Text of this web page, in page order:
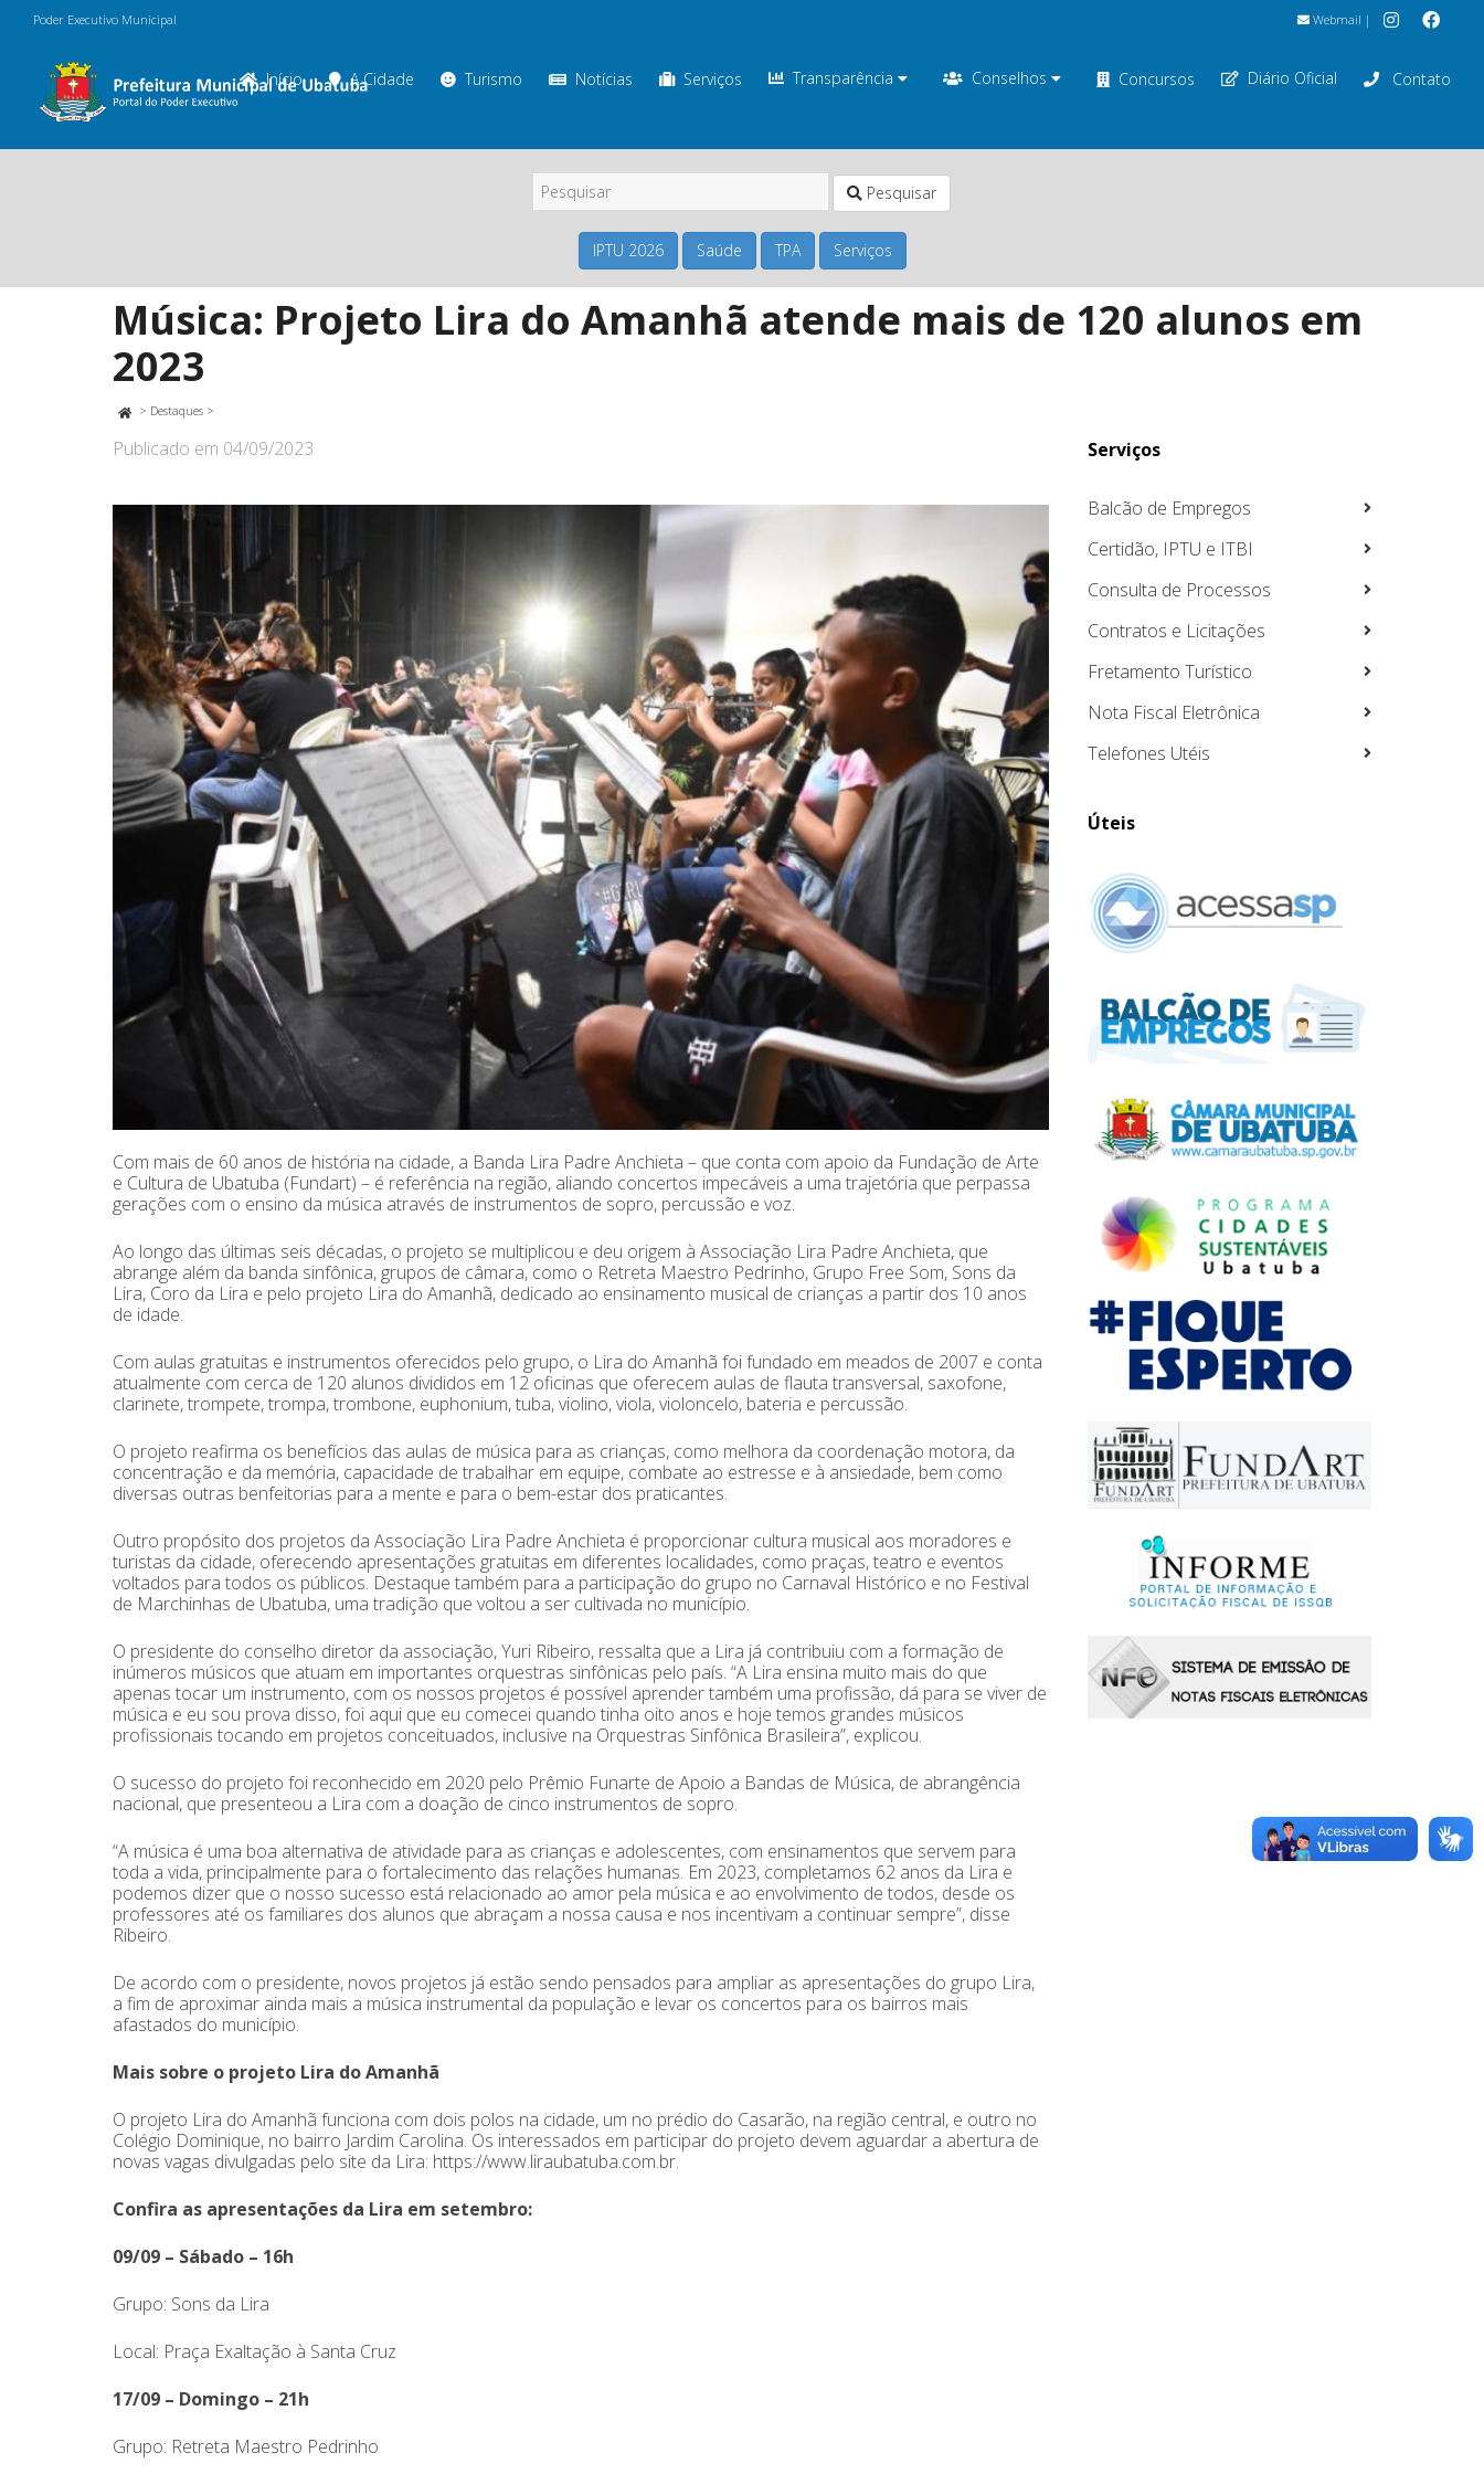
Poder Executivo Municipal Webmail |
Início A Cidade Turismo Notícias Serviços Transparência Conselhos Concursos Diário Oficial Contato
Pesquisar
IPTU 2026 Saúde TPA Serviços
Música: Projeto Lira do Amanhã atende mais de 120 alunos em
2023
> Destaques >
Publicado em 04/09/2023
Com mais de 60 anos de história na cidade, a Banda Lira Padre Anchieta – que conta com apoio da Fundação de Arte
e Cultura de Ubatuba (Fundart) – é referência na região, aliando concertos impecáveis a uma trajetória que perpassa
gerações com o ensino da música através de instrumentos de sopro, percussão e voz.
Ao longo das últimas seis décadas, o projeto se multiplicou e deu origem à Associação Lira Padre Anchieta, que
abrange além da banda sinfônica, grupos de câmara, como o Retreta Maestro Pedrinho, Grupo Free Som, Sons da
Lira, Coro da Lira e pelo projeto Lira do Amanhã, dedicado ao ensinamento musical de crianças a partir dos 10 anos
de idade.
Com aulas gratuitas e instrumentos oferecidos pelo grupo, o Lira do Amanhã foi fundado em meados de 2007 e conta
atualmente com cerca de 120 alunos divididos em 12 oficinas que oferecem aulas de flauta transversal, saxofone,
clarinete, trompete, trompa, trombone, euphonium, tuba, violino, viola, violoncelo, bateria e percussão.
O projeto reafirma os benefícios das aulas de música para as crianças, como melhora da coordenação motora, da
concentração e da memória, capacidade de trabalhar em equipe, combate ao estresse e à ansiedade, bem como
diversas outras benfeitorias para a mente e para o bem-estar dos praticantes.
Outro propósito dos projetos da Associação Lira Padre Anchieta é proporcionar cultura musical aos moradores e
turistas da cidade, oferecendo apresentações gratuitas em diferentes localidades, como praças, teatro e eventos
voltados para todos os públicos. Destaque também para a participação do grupo no Carnaval Histórico e no Festival
de Marchinhas de Ubatuba, uma tradição que voltou a ser cultivada no município.
O presidente do conselho diretor da associação, Yuri Ribeiro, ressalta que a Lira já contribuiu com a formação de
inúmeros músicos que atuam em importantes orquestras sinfônicas pelo país. “A Lira ensina muito mais do que
apenas tocar um instrumento, com os nossos projetos é possível aprender também uma profissão, dá para se viver de
música e eu sou prova disso, foi aqui que eu comecei quando tinha oito anos e hoje temos grandes músicos
profissionais tocando em projetos conceituados, inclusive na Orquestras Sinfônica Brasileira”, explicou.
O sucesso do projeto foi reconhecido em 2020 pelo Prêmio Funarte de Apoio a Bandas de Música, de abrangência
nacional, que presenteou a Lira com a doação de cinco instrumentos de sopro.
“A música é uma boa alternativa de atividade para as crianças e adolescentes, com ensinamentos que servem para
toda a vida, principalmente para o fortalecimento das relações humanas. Em 2023, completamos 62 anos da Lira e
podemos dizer que o nosso sucesso está relacionado ao amor pela música e ao envolvimento de todos, desde os
professores até os familiares dos alunos que abraçam a nossa causa e nos incentivam a continuar sempre”, disse
Ribeiro.
De acordo com o presidente, novos projetos já estão sendo pensados para ampliar as apresentações do grupo Lira,
a fim de aproximar ainda mais a música instrumental da população e levar os concertos para os bairros mais
afastados do município.
Mais sobre o projeto Lira do Amanhã
O projeto Lira do Amanhã funciona com dois polos na cidade, um no prédio do Casarão, na região central, e outro no
Colégio Dominique, no bairro Jardim Carolina. Os interessados em participar do projeto devem aguardar a abertura de
novas vagas divulgadas pelo site da Lira: https://www.liraubatuba.com.br.
Confira as apresentações da Lira em setembro:
09/09 – Sábado – 16h
Grupo: Sons da Lira
Local: Praça Exaltação à Santa Cruz
17/09 – Domingo – 21h
Grupo: Retreta Maestro Pedrinho
Serviços
Balcão de Empregos
Certidão, IPTU e ITBI
Consulta de Processos
Contratos e Licitações
Fretamento Turístico
Nota Fiscal Eletrônica
Telefones Utéis
Úteis